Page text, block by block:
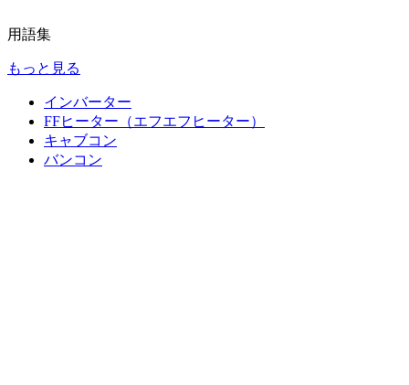
用語集
もっと見る
インバーター
FFヒーター（エフエフヒーター）
キャブコン
バンコン